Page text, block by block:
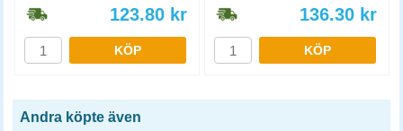
123.80 kr
KÖP
136.30 kr
KÖP
Andra köpte även